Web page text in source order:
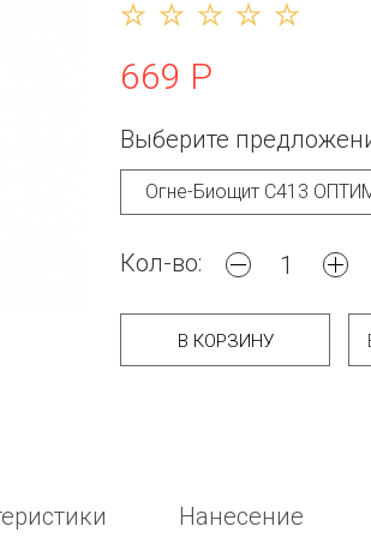
669 Р
Выберите
Кол-во:
В КОРЗИНУ
Нанесение